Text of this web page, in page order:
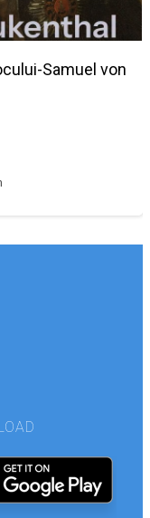
Samuel von